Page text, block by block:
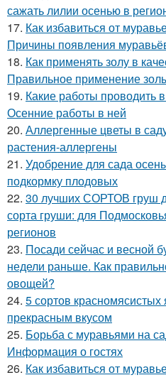
сажать лилии осенью в
17. Как избавиться от
Причины появления
18. Как применять золу в
Правильное применение
19. Какие работы проводить
Осенние работы в ней
20. Аллергенные цветы в
растения-аллергены
21. Удобрение для сада
подкормку плодовых
22. 30 лучших СОРТОВ груш
сорта груши: для
регионов
23. Посади сейчас и весной
недели раньше. Как
овощей?
24. 5 сортов
прекрасным вкусом
25. Борьба с муравьями на
Информация о гостях
26. Как избавиться от